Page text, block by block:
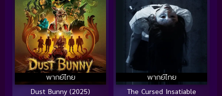
พากย์ไทย
Dust Bunny (2025)
พากย์ไทย
The Cursed Insatiable